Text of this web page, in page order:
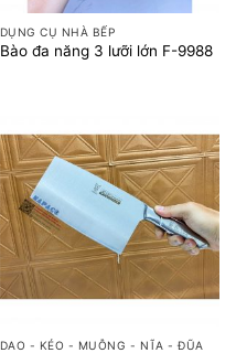
DỤNG CỤ NHÀ BẾP
Bào đa năng 3 lưỡi lớn F-9988
DAO - KÉO - MUỖNG - NĨA - ĐŨA